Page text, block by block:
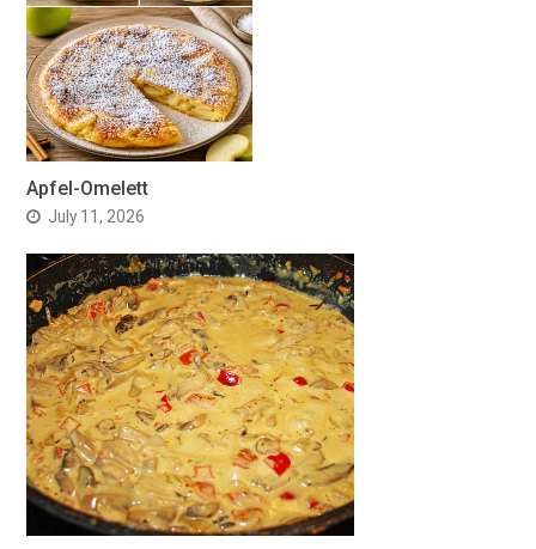
Apfel-Omelett
July 11, 2026